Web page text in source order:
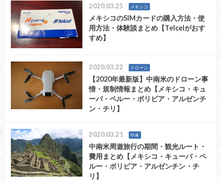
2020.03.25 メキシコ
メキシコのSIMカードの購入方法・使
用方法・体験談まとめ【Telcelがおす
すめ】
2020.03.22 ドローン
【2020年最新版】中南米のドローン事
情・規制情報まとめ【メキシコ・キュ
ーバ・ペルー・ボリビア・アルゼンチ
ン・チリ】
2020.03.21 中米
中南米周遊旅行の期間・観光ルート・
費用まとめ【メキシコ・キューバ・ペ
ルー・ボリビア・アルゼンチン・チ
リ】